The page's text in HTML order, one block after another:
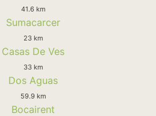
41.6 km
Sumacarcer
23 km
Casas De Ves
33 km
Dos Aguas
59.9 km
Bocairent